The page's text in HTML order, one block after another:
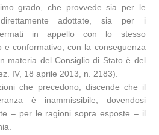
grado, che provvede sia per le
adottate, sia per i
in appello con lo stesso
e conformativo, con la conseguenza
materia del Consiglio di Stato è del
IV, 18 aprile 2013, n. 2183).
che precedono, discende che il
è inammissibile, dovendosi
– per le ragioni sopra esposte – il